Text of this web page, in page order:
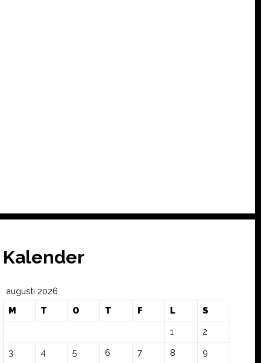
Kalender
augusti 2026
M
T O T F L S
1 2
3 4 5 6 7 8 9